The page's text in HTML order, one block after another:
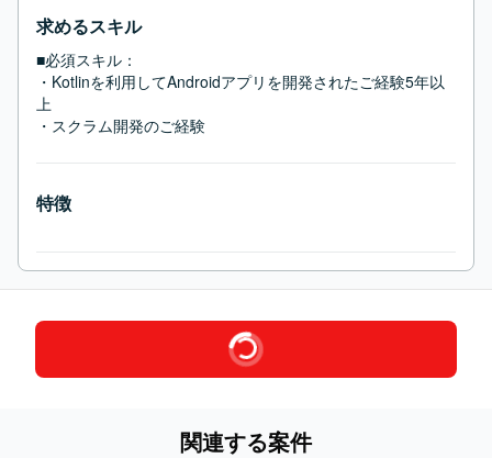
求めるスキル
■必須スキル：
・Kotlinを利用してAndroidアプリを開発されたご経験5年以
上
・スクラム開発のご経験
特徴
関連する案件